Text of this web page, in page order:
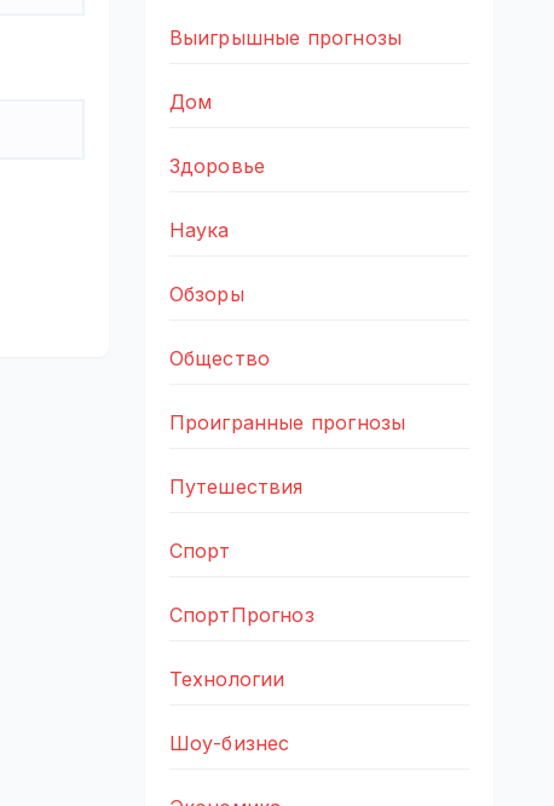
Выигрышные прогнозы
Дом
Здоровье
Наука
Обзоры
Общество
Проигранные прогнозы
Путешествия
Спорт
СпортПрогноз
Технологии
Шоу-бизнес